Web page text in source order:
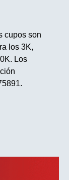
cupos son
los 3K,
Los